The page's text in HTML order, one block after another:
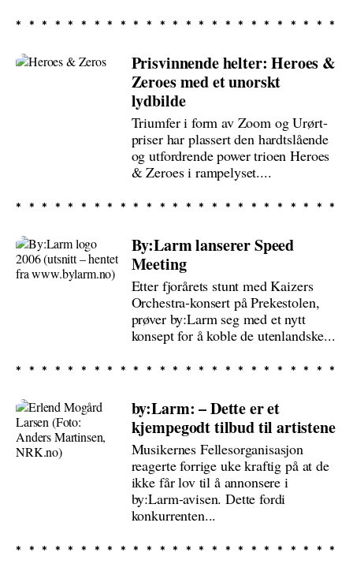
Prisvinnende helter: Heroes &
Zeroes med et unorskt
lydbilde
Triumfer i form av Zoom og Urørt-
priser har plassert den hardtslående
og utfordrende power trioen Heroes
& Zeroes i rampelyset....
By:Larm lanserer Speed
Meeting
Etter fjorårets stunt med Kaizers
Orchestra-konsert på Prekestolen,
prøver by:Larm seg med et nytt
konsept for å koble de utenlandske...
by:Larm: – Dette er et
kjempegodt tilbud til artistene
Musikernes Fellesorganisasjon
reagerte forrige uke kraftig på at de
ikke får lov til å annonsere i
by:Larm-avisen. Dette fordi
konkurrenten...